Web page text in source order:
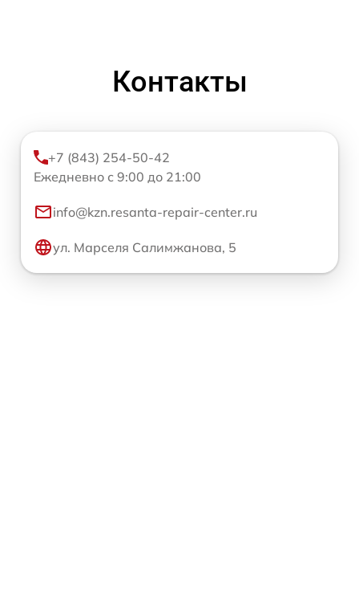
Контакты
+7 (843) 254-50-42
Ежедневно с 9:00 до 21:00
info@kzn.resanta-repair-center.ru
ул. Марселя Салимжанова, 5